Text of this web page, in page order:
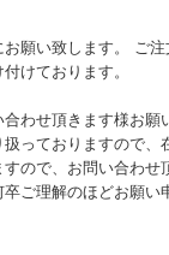
願い致します。 ご注
けております。
わせ頂きます様お願
扱っておりますので、
ので、お問い合わせ
ご理解のほどお願い